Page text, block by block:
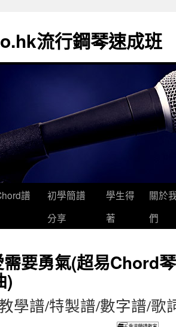
流行鋼琴速成班
譜
初學簡譜
分享
學生得
著
關於
們
要勇氣(超易Chord
)
學譜/特製譜/數字譜/歌